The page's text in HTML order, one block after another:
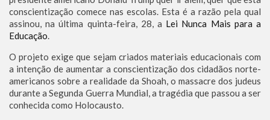
conscientização comece nas escolas. Esta é a razão pela qual
assinou, na última quinta-feira, 28, a Lei Nunca Mais para a
Educação.
O projeto exige que sejam criados materiais educacionais com
a intenção de aumentar a conscientização dos cidadãos norte-
americanos sobre a realidade da Shoah, o massacre dos judeus
durante a Segunda Guerra Mundial, a tragédia que passou a ser
conhecida como Holocausto.